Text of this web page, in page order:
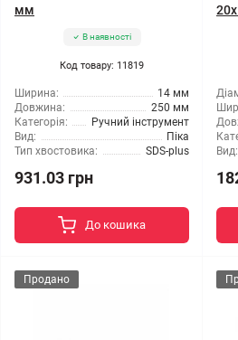
мм
В наявності
Код товару: 11819
Ширина:
14 мм
Довжина:
250 мм
Категорія:
Ручний інструмент
Вид:
Піка
Тип хвостовика:
SDS-plus
931.03 грн
До кошика
Вид:
Продано